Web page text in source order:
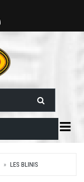
LES BLINIS